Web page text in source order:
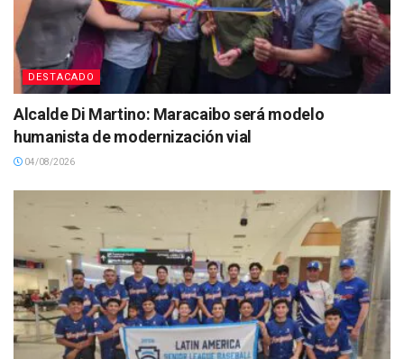
DESTACADO
Alcalde Di Martino: Maracaibo será modelo
humanista de modernización vial
04/08/2026